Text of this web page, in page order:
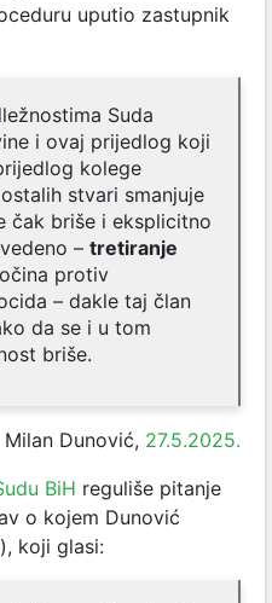
uputio zastupnik
Suda
i ovaj prijedlog koji
kolege
stvari smanjuje
čak briše i eksplicitno
– tretiranje
protiv
– dakle taj član
da se i u tom
briše.
Milan Dunović, 27.5.2025.
BiH reguliše pitanje
o kojem Dunović
koji glasi: